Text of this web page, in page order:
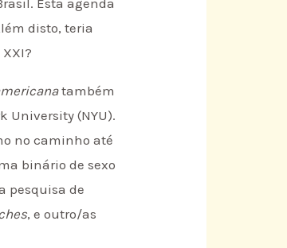
Esta agenda
disto, teria
também
University (NYU).
no caminho até
binário de sexo
pesquisa de
, e outro/as